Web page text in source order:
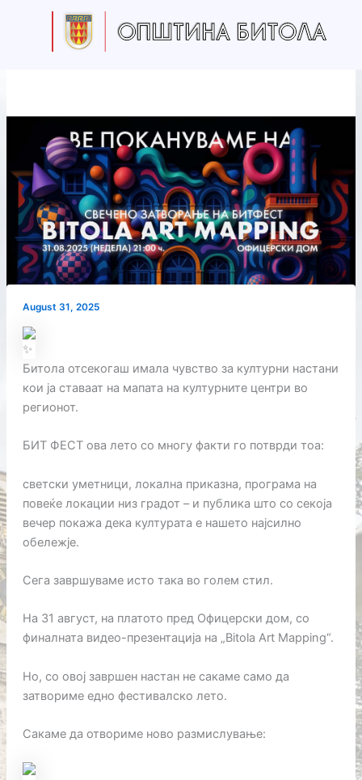
August 31, 2025
Битола отсекогаш имала чувство за културни настани
кои ја ставаат на мапата на културните центри во
регионот.
БИТ ФЕСТ ова лето со многу факти го потврди тоа:
светски уметници, локална приказна, програма на
повеќе локации низ градот – и публика што со секоја
вечер покажа дека културата е нашето најсилно
обележје.
Сега завршуваме исто така во голем стил.
На 31 август, на платото пред Офицерски дом, со
финалната видео-презентација на „Bitola Art Mapping“.
Но, со овој завршен настан не сакаме само да
затвориме едно фестивалско лето.
Сакаме да отвориме ново размислување: